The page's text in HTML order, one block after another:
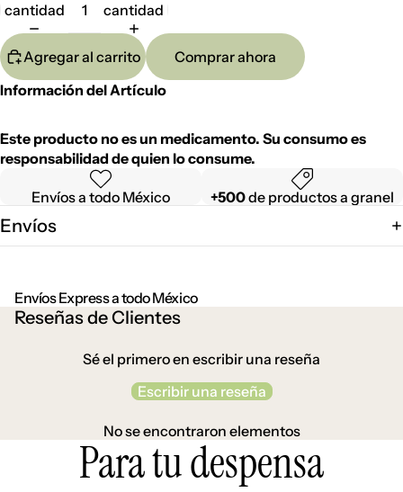
cantidad
cantidad
Agregar al carrito
Comprar ahora
Información del Artículo
Este producto no es un medicamento. Su consumo es
responsabilidad de quien lo consume.
Envíos a todo México +500de productos a granel
Envíos
Envíos Express a todo México
Reseñas de Clientes
Sé el primero en escribir una reseña
Escribir una reseña
No se encontraron elementos
Para tu despensa